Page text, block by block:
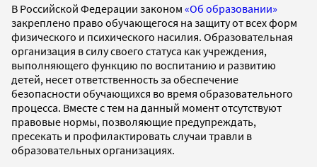
В Российской Федерации законом «Об образовании»
закреплено право обучающегося на защиту от всех форм
физического и психического насилия. Образовательная
организация в силу своего статуса как учреждения,
выполняющего функцию по воспитанию и развитию
детей, несет ответственность за обеспечение
безопасности обучающихся во время образовательного
процесса. Вместе с тем на данный момент отсутствуют
правовые нормы, позволяющие предупреждать,
пресекать и профилактировать случаи травли в
образовательных организациях.